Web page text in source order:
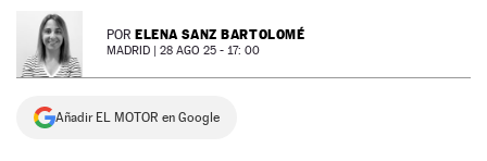
NEWSLETTER POR ELENA SANZ BARTOLOMÉ
MADRID | 28 AGO 25 - 17: 00
Añadir EL MOTOR en Google